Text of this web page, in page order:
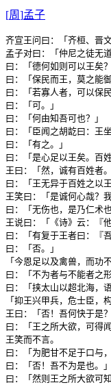
[周]孟子
齐宣王问曰：「齐桓、晋
孟子对曰：「仲尼之徒无
曰：「德何如则可以王矣？
曰：「保民而王，莫之能御
曰：「若寡人者，可以保民
曰：「可。」
曰：「何由知吾可也？」
曰：「臣闻之胡龁曰：王
曰：「有之。」
曰：「是心足以王矣。百
王曰：「然，诚有百姓者
曰：「王无异于百姓之以
王笑曰：「是诚何心哉？
曰：「无伤也，是乃仁术
王说曰：「《诗》云：『
曰：「有复于王者曰：『
曰：「否。」
「今恩足以及禽兽，而
曰：「不为者与不能者之
曰：「挟太山以超北海，
「抑王兴甲兵，危士臣，
王曰：「否！吾何快于是
曰：「王之所大欲，可得闻
王笑而不言。
曰：「为肥甘不足于口与
曰：「否！吾不为是也。」
曰：「然则王之所大欲可